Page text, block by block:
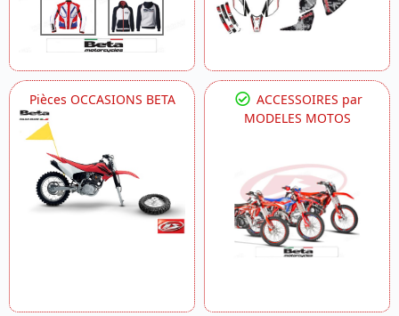
Pièces OCCASIONS BETA
ACCESSOIRES par
MODELES MOTOS